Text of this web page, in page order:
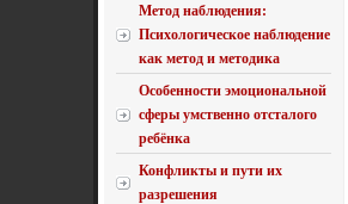
Метод наблюдения:
Психологическое наблюдение
как метод и методика
Особенности эмоциональной
сферы умственно отсталого
ребёнка
Конфликты и пути их
разрешения